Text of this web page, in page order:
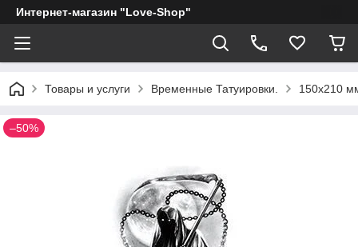
Интернет-магазин "Love-Shop"
Товары и услуги Временные Татуировки. 150х210
–50%